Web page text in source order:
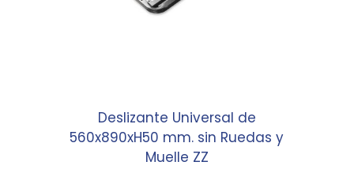
Deslizante Universal de
560x890xH50 mm. sin Ruedas y
Muelle ZZ